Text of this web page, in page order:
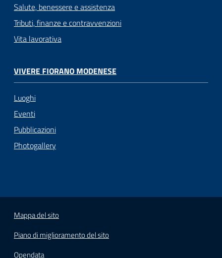
Salute, benessere e assistenza
Tributi, finanze e contravvenzioni
Vita lavorativa
VIVERE FIORANO MODENESE
Luoghi
Eventi
Pubblicazioni
Photogallery
Mappa del sito
Piano di miglioramento del sito
Opendata